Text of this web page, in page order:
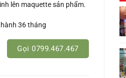
lên maquette sản phẩm.
36 tháng
Gọi 0799.467.467